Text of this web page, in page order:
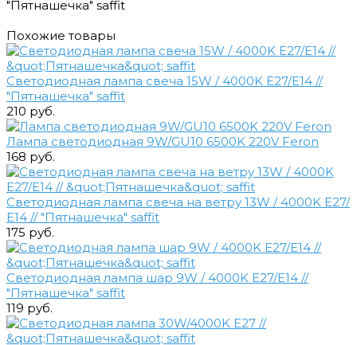
"Пятнашечка" saffit
Похожие товары
Светодиодная лампа свеча 15W / 4000K E27/Е14 //
"Пятнашечка" saffit
210 руб.
Лампа светодиодная 9W/GU10 6500K 220V Feron
168 руб.
Светодиодная лампа свеча на ветру 13W / 4000K E27/
Е14 // "Пятнашечка" saffit
175 руб.
Светодиодная лампа шар 9W / 4000K E27/Е14 //
"Пятнашечка" saffit
119 руб.